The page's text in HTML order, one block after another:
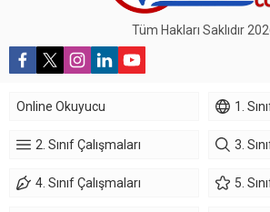
Tüm Hakları Saklıdır
Online Okuyucu 1.
2. Sınıf Çalışmaları 3.
4. Sınıf Çalışmaları 5.